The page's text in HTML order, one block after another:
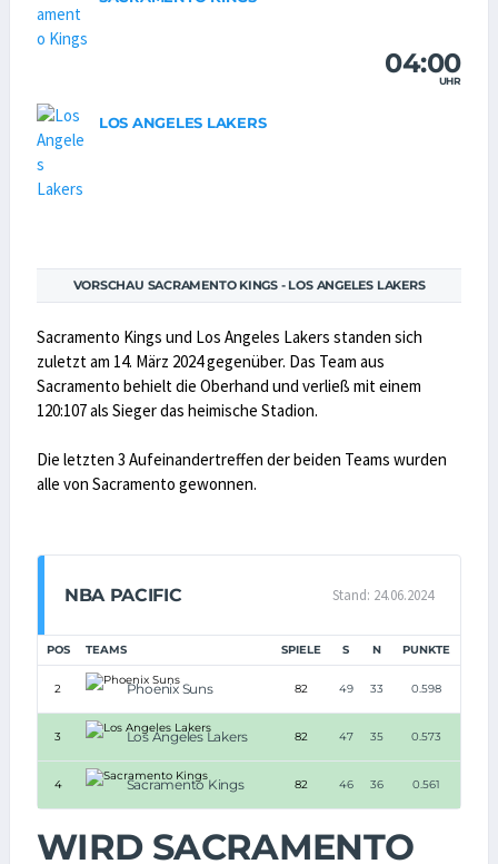
04:00
UHR
LOS ANGELES LAKERS
VORSCHAU SACRAMENTO KINGS - LOS ANGELES LAKERS
Sacramento Kings und Los Angeles Lakers standen sich
zuletzt am 14. März 2024 gegenüber. Das Team aus
Sacramento behielt die Oberhand und verließ mit einem
120:107 als Sieger das heimische Stadion.
Die letzten 3 Aufeinandertreffen der beiden Teams wurden
alle von Sacramento gewonnen.
NBA PACIFIC Stand: 24.06.2024
POS TEAMS SPIELE S N PUNKTE
2 Phoenix Suns 82 49 33 0.598
3 Los Angeles Lakers 82 47 35 0.573
4 Sacramento Kings 82 46 36 0.561
WIRD SACRAMENTO